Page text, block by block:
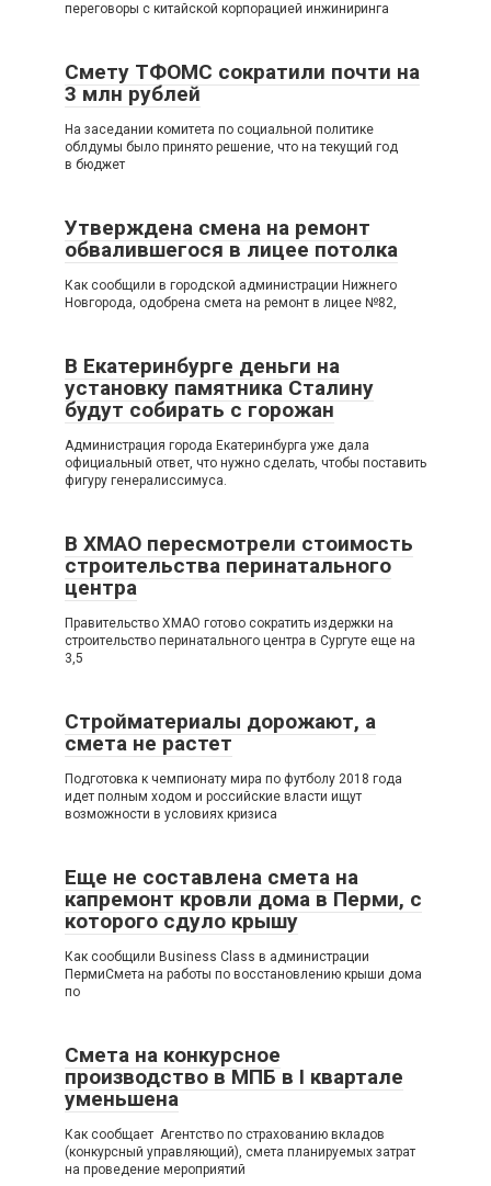
переговоры с китайской корпорацией инжиниринга
Смету ТФОМС сократили почти на
3 млн рублей
На заседании комитета по социальной политике
облдумы было принято решение, что на текущий год
в бюджет
Утверждена смена на ремонт
обвалившегося в лицее потолка
Как сообщили в городской администрации Нижнего
Новгорода, одобрена смета на ремонт в лицее №82,
В Екатеринбурге деньги на
установку памятника Сталину
будут собирать с горожан
Администрация города Екатеринбурга уже дала
официальный ответ, что нужно сделать, чтобы поставить
фигуру генералиссимуса.
В ХМАО пересмотрели стоимость
строительства перинатального
центра
Правительство ХМАО готово сократить издержки на
строительство перинатального центра в Сургуте еще на
3,5
Стройматериалы дорожают, а
смета не растет
Подготовка к чемпионату мира по футболу 2018 года
идет полным ходом и российские власти ищут
возможности в условиях кризиса
Еще не составлена смета на
капремонт кровли дома в Перми, с
которого сдуло крышу
Как сообщили Business Class в администрации
ПермиСмета на работы по восстановлению крыши дома
по
Смета на конкурсное
производство в МПБ в I квартале
уменьшена
Как сообщает Агентство по страхованию вкладов
(конкурсный управляющий), смета планируемых затрат
на проведение мероприятий